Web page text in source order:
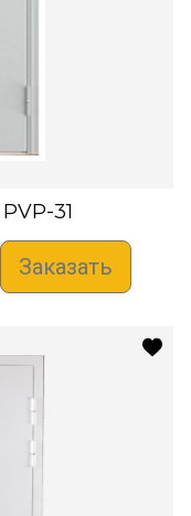
PVP-31
Заказать